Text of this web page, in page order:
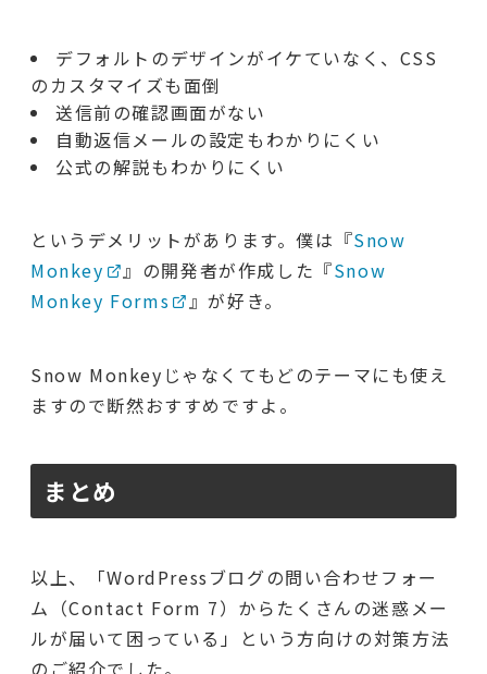
デフォルトのデザインがイケていなく、CSS
のカスタマイズも面倒
送信前の確認画面がない
自動返信メールの設定もわかりにくい
公式の解説もわかりにくい
というデメリットがあります。僕は『Snow
Monkey
』の開発者が作成した『Snow
Monkey Forms
』が好き。
Snow Monkeyじゃなくてもどのテーマにも使え
ますので断然おすすめですよ。
まとめ
以上、「WordPressブログの問い合わせフォー
ム（Contact Form 7）からたくさんの迷惑メー
ルが届いて困っている」という方向けの対策方法
のご紹介でした。